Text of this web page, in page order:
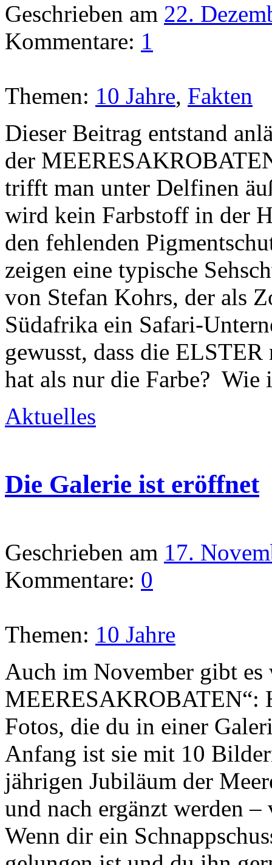
Geschrieben am 22.
Kommentare: 1
Themen: 10 Jahre, Fakten
Dieser Beitrag entstand
der
trifft man unter Delfinen
wird kein Farbstoff in der
den fehlenden
zeigen eine typische
von Stefan Kohrs, der als
Südafrika ein Safari-
gewusst, dass die
hat als nur die Farbe?
Aktuelles
Die Galerie ist eröffnet
Geschrieben am 17.
Kommentare: 0
Themen: 10 Jahre
Auch im November gibt es
MEERESAKROBATEN“:
Fotos, die du in einer
Anfang ist sie mit 10
jährigen Jubiläum der
und nach ergänzt werden
Wenn dir ein